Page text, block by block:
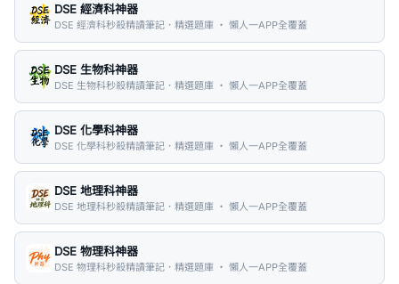
DSE 經濟科神器
DSE 經濟科秒殺精讀筆記．精選題庫 ・ 懶人一APP全覆蓋
DSE 生物科神器
DSE 生物科秒殺精讀筆記．精選題庫 ・ 懶人一APP全覆蓋
DSE 化學科神器
DSE 化學科秒殺精讀筆記．精選題庫 ・ 懶人一APP全覆蓋
DSE 地理科神器
DSE 地理科秒殺精讀筆記．精選題庫 ・ 懶人一APP全覆蓋
DSE 物理科神器
DSE 物理科秒殺精讀筆記．精選題庫 ・ 懶人一APP全覆蓋